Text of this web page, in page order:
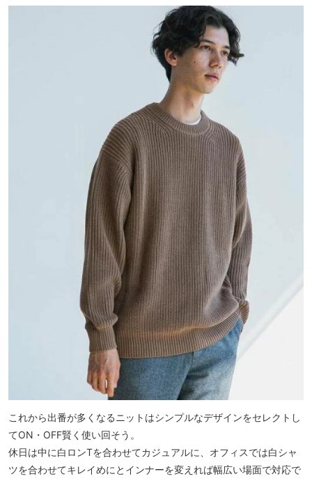
これから出番が多くなるニットはシンプルなデザインをセレクトし
てON・OFF賢く使い回そう。
休日は中に白ロンTを合わせてカジュアルに、オフィスでは白シャ
ツを合わせてキレイめにとインナーを変えれば幅広い場面で対応で